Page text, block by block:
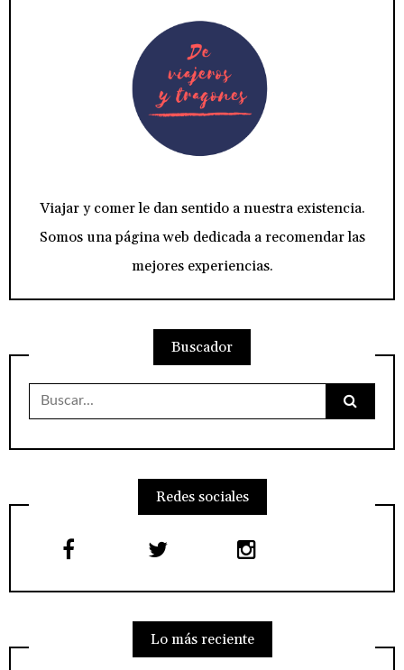
Viajar y comer le dan sentido a nuestra existencia.
Somos una página web dedicada a recomendar las
mejores experiencias.
Buscador
Buscar:
Redes sociales
Lo más reciente